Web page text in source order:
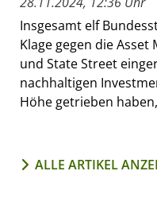
Insgesamt elf
Klage gegen die Asset
und State Street
nachhaltigen
Höhe getrieben
ALLE ARTIKEL